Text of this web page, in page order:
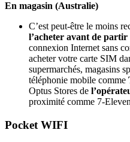
En magasin (Australie)
C’est peut-être le moins
l’acheter avant de partir
connexion Internet sans
acheter votre carte SIM
supermarchés, magasins
téléphonie mobile comme
Optus Stores de
proximité comme 7-
Pocket WIFI